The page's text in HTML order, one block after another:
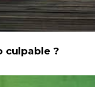
culpable ?